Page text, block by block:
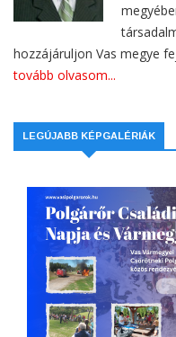
hozzájáruljon Vas megye
tovább olvasom...
LEGÚJABB KÉPGALÉRIÁK